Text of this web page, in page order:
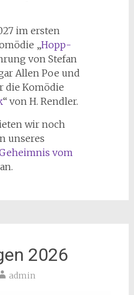
im ersten
„Hopp-
von Stefan
Allen Poe und
die Komödie
“ von H. Rendler.
wir noch
unseres
vom
2026
admin